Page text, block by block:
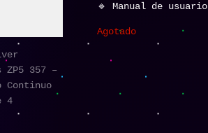
🔹 Manual de usuario
Agotado